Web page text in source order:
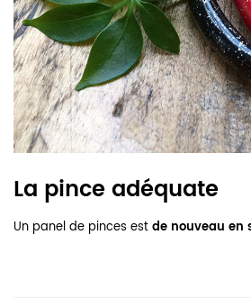
La pince adéquate
Un panel de pinces estde nouveau en